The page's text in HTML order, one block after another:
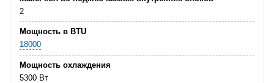
2
Мощность в BTU
18000
Мощность охлаждения
5300 Вт